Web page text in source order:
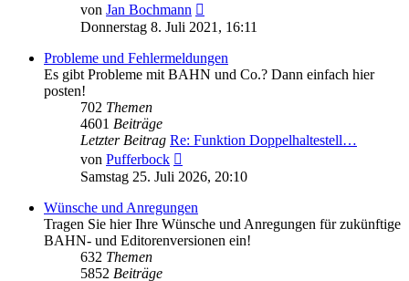
von Jan Bochmann
Beitrag
Donnerstag 8. Juli 2021, 16:11
Probleme und Fehlermeldungen
Es gibt Probleme mit BAHN und Co.? Dann einfach hier
posten!
702 Themen
4601 Beiträge
Letzter Beitrag Re: Funktion Doppelhaltestell…
von Pufferbock
Beitrag
Samstag 25. Juli 2026, 20:10
Wünsche und Anregungen
Tragen Sie hier Ihre Wünsche und Anregungen für zukünftige
BAHN- und Editorenversionen ein!
632 Themen
5852 Beiträge